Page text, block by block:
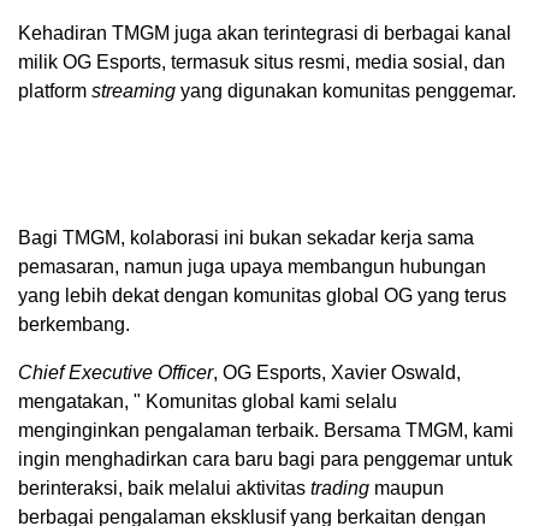
Kehadiran TMGM juga akan terintegrasi di berbagai kanal
milik OG Esports, termasuk situs resmi, media sosial, dan
platform streaming yang digunakan komunitas penggemar.
Bagi TMGM, kolaborasi ini bukan sekadar kerja sama
pemasaran, namun juga upaya membangun hubungan
yang lebih dekat dengan komunitas global OG yang terus
berkembang.
Chief Executive Officer, OG Esports, Xavier Oswald,
mengatakan, " Komunitas global kami selalu
menginginkan pengalaman terbaik. Bersama TMGM, kami
ingin menghadirkan cara baru bagi para penggemar untuk
berinteraksi, baik melalui aktivitas trading maupun
berbagai pengalaman eksklusif yang berkaitan dengan